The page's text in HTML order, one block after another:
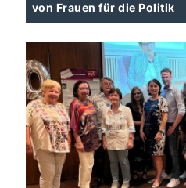
von Frauen für die Politik